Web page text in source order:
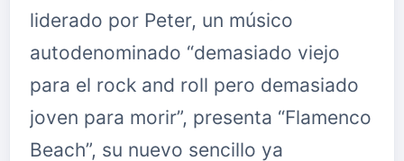
liderado por Peter, un músico
autodenominado “demasiado viejo
para el rock and roll pero demasiado
joven para morir”, presenta “Flamenco
Beach”, su nuevo sencillo ya